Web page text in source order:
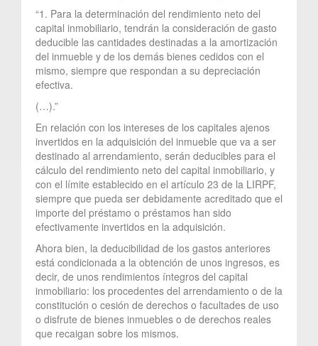
“1. Para la determinación del rendimiento neto del
capital inmobiliario, tendrán la consideración de gasto
deducible las cantidades destinadas a la amortización
del inmueble y de los demás bienes cedidos con el
mismo, siempre que respondan a su depreciación
efectiva.
(…).”
En relación con los intereses de los capitales ajenos
invertidos en la adquisición del inmueble que va a ser
destinado al arrendamiento, serán deducibles para el
cálculo del rendimiento neto del capital inmobiliario, y
con el límite establecido en el artículo 23 de la LIRPF,
siempre que pueda ser debidamente acreditado que el
importe del préstamo o préstamos han sido
efectivamente invertidos en la adquisición.
Ahora bien, la deducibilidad de los gastos anteriores
está condicionada a la obtención de unos ingresos, es
decir, de unos rendimientos íntegros del capital
inmobiliario: los procedentes del arrendamiento o de la
constitución o cesión de derechos o facultades de uso
o disfrute de bienes inmuebles o de derechos reales
que recaigan sobre los mismos.